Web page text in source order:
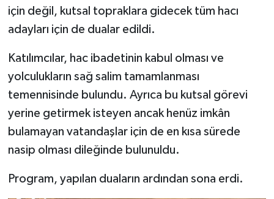
için değil, kutsal topraklara gidecek tüm hacı
adayları için de dualar edildi.
Katılımcılar, hac ibadetinin kabul olması ve
yolculukların sağ salim tamamlanması
temennisinde bulundu. Ayrıca bu kutsal görevi
yerine getirmek isteyen ancak henüz imkân
bulamayan vatandaşlar için de en kısa sürede
nasip olması dileğinde bulunuldu.
Program, yapılan duaların ardından sona erdi.